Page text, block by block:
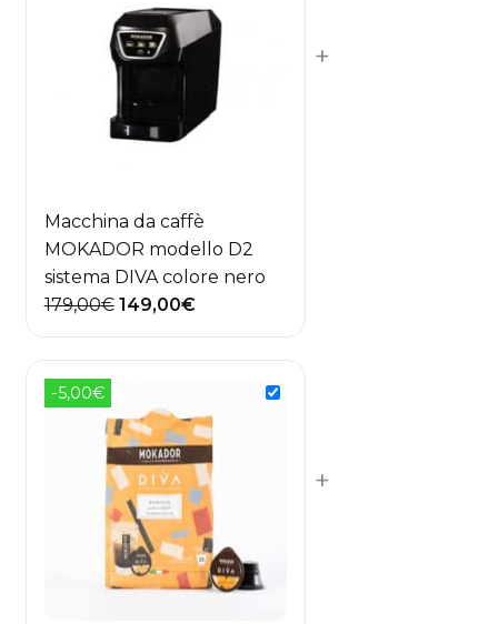
Macchina da caffè
MOKADOR modello D2
sistema DIVA colore nero
179,00€ Il
179,00€.
149,00€Il
149,00€.
+
-5,00€
+